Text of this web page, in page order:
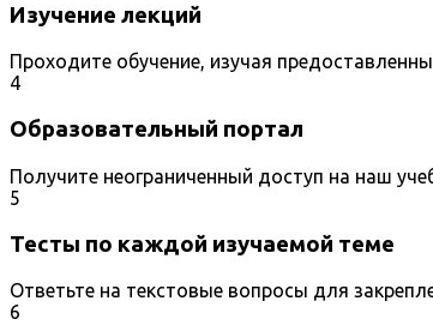
Изучение лекций
Проходите обучение, изучая
4
Образовательный портал
Получите неограниченный доступ на наш
5
Тесты по каждой изучаемой теме
Ответьте на текстовые вопросы для
6